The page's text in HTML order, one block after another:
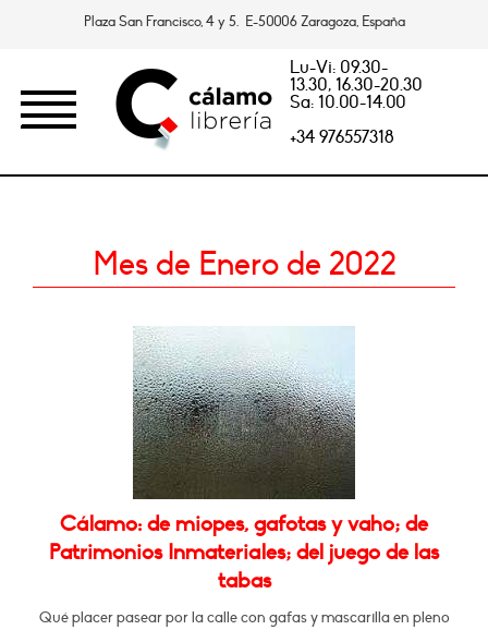
Plaza San Francisco, 4 y 5. E-50006 Zaragoza, España
Lu-Vi: 09.30-
13.30, 16.30-20.30
Sa: 10.00-14.00
+34 976557318
Mes de Enero de 2022
Cálamo: de miopes, gafotas y vaho; de
Patrimonios Inmateriales; del juego de las
tabas
Qué placer pasear por la calle con gafas y mascarilla en pleno